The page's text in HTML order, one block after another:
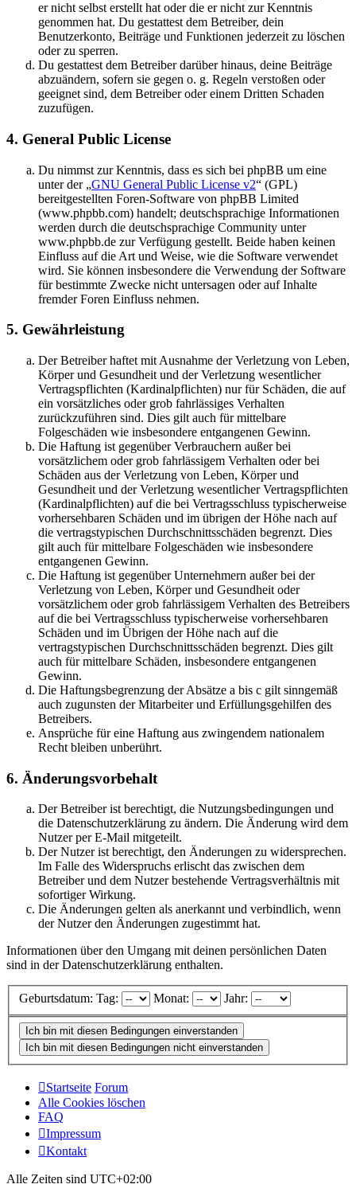
er nicht selbst erstellt hat oder die er nicht zur Kenntnis
genommen hat. Du gestattest dem Betreiber, dein
Benutzerkonto, Beiträge und Funktionen jederzeit zu löschen
oder zu sperren.
Du gestattest dem Betreiber darüber hinaus, deine Beiträge
abzuändern, sofern sie gegen o. g. Regeln verstoßen oder
geeignet sind, dem Betreiber oder einem Dritten Schaden
zuzufügen.
4. General Public License
Du nimmst zur Kenntnis, dass es sich bei phpBB um eine
unter der „GNU General Public License v2“ (GPL)
bereitgestellten Foren-Software von phpBB Limited
(www.phpbb.com) handelt; deutschsprachige Informationen
werden durch die deutschsprachige Community unter
www.phpbb.de zur Verfügung gestellt. Beide haben keinen
Einfluss auf die Art und Weise, wie die Software verwendet
wird. Sie können insbesondere die Verwendung der Software
für bestimmte Zwecke nicht untersagen oder auf Inhalte
fremder Foren Einfluss nehmen.
5. Gewährleistung
Der Betreiber haftet mit Ausnahme der Verletzung von Leben,
Körper und Gesundheit und der Verletzung wesentlicher
Vertragspflichten (Kardinalpflichten) nur für Schäden, die auf
ein vorsätzliches oder grob fahrlässiges Verhalten
zurückzuführen sind. Dies gilt auch für mittelbare
Folgeschäden wie insbesondere entgangenen Gewinn.
Die Haftung ist gegenüber Verbrauchern außer bei
vorsätzlichem oder grob fahrlässigem Verhalten oder bei
Schäden aus der Verletzung von Leben, Körper und
Gesundheit und der Verletzung wesentlicher Vertragspflichten
(Kardinalpflichten) auf die bei Vertragsschluss typischerweise
vorhersehbaren Schäden und im übrigen der Höhe nach auf
die vertragstypischen Durchschnittsschäden begrenzt. Dies
gilt auch für mittelbare Folgeschäden wie insbesondere
entgangenen Gewinn.
Die Haftung ist gegenüber Unternehmern außer bei der
Verletzung von Leben, Körper und Gesundheit oder
vorsätzlichem oder grob fahrlässigem Verhalten des Betreibers
auf die bei Vertragsschluss typischerweise vorhersehbaren
Schäden und im Übrigen der Höhe nach auf die
vertragstypischen Durchschnittsschäden begrenzt. Dies gilt
auch für mittelbare Schäden, insbesondere entgangenen
Gewinn.
Die Haftungsbegrenzung der Absätze a bis c gilt sinngemäß
auch zugunsten der Mitarbeiter und Erfüllungsgehilfen des
Betreibers.
Ansprüche für eine Haftung aus zwingendem nationalem
Recht bleiben unberührt.
6. Änderungsvorbehalt
Der Betreiber ist berechtigt, die Nutzungsbedingungen und
die Datenschutzerklärung zu ändern. Die Änderung wird dem
Nutzer per E-Mail mitgeteilt.
Der Nutzer ist berechtigt, den Änderungen zu widersprechen.
Im Falle des Widerspruchs erlischt das zwischen dem
Betreiber und dem Nutzer bestehende Vertragsverhältnis mit
sofortiger Wirkung.
Die Änderungen gelten als anerkannt und verbindlich, wenn
der Nutzer den Änderungen zugestimmt hat.
Informationen über den Umgang mit deinen persönlichen Daten
sind in der Datenschutzerklärung enthalten.
Geburtsdatum: Tag: Monat: Jahr:
Startseite Forum
Alle Cookies löschen
FAQ
Impressum
Kontakt
Alle Zeiten sind UTC+02:00